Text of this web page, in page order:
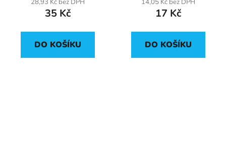
28,93 Kč bez DPH
35 Kč
DO KOŠÍKU
14,05 Kč bez DPH
17 Kč
DO KOŠÍKU